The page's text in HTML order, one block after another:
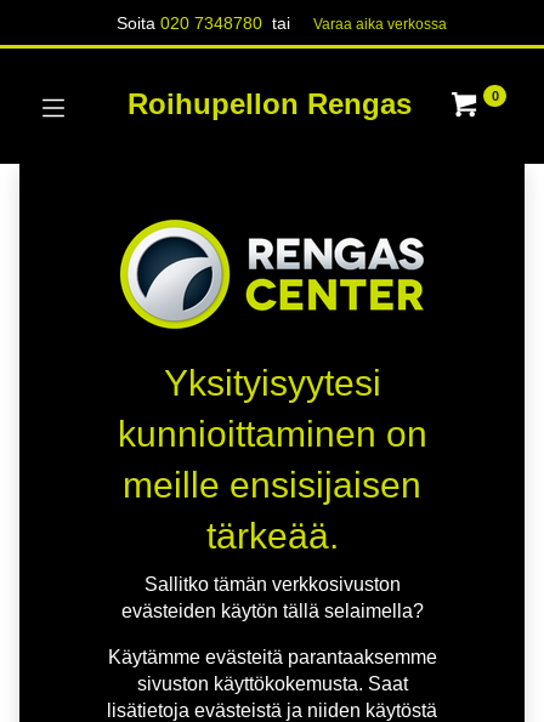
Soita020 7348780 tai Varaa aika verk​​​​ossa
Roihupellon Rengas 0
Yksityisyytesi
kunnioittaminen on
meille ensisijaisen
tärkeää.
Sallitko tämän verkkosivuston
evästeiden käytön tällä selaimella?
Käytämme evästeitä parantaaksemme
sivuston käyttökokemusta. Saat
lisätietoja evästeistä ja niiden käytöstä